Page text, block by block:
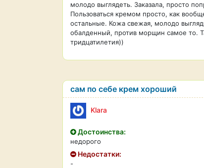
молодо выглядеть. Заказала, просто
Пользоваться кремом просто, как
остальные. Кожа свежая, молодо
обалденный, против морщин самое то.
тридцатилетия))
сам по себе крем хороший
Klara
Достоинства:
недорого
Недостатки:
-